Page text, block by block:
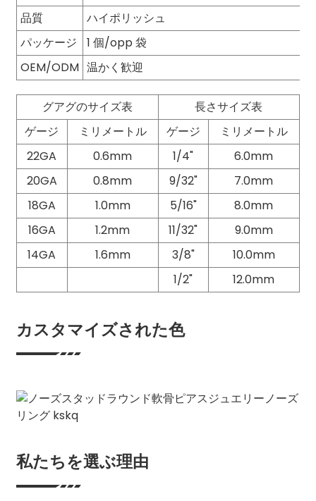
品質
ハイポリッシュ
パッケージ
1 個/opp 袋
OEM/ODM 温かく歓迎
グアグのサイズ表
長さサイズ表
ゲージ
ミリメートル ゲージ
ミリメートル
22GA
0.6mm 1/4"
6.0mm
20GA
0.8mm 9/32"
7.0mm
18GA
1.0mm 5/16"
8.0mm
16GA
1.2mm 11/32"
9.0mm
14GA
1.6mm 3/8"
10.0mm
1/2"
12.0mm
カスタマイズされた色
私たちを選ぶ理由